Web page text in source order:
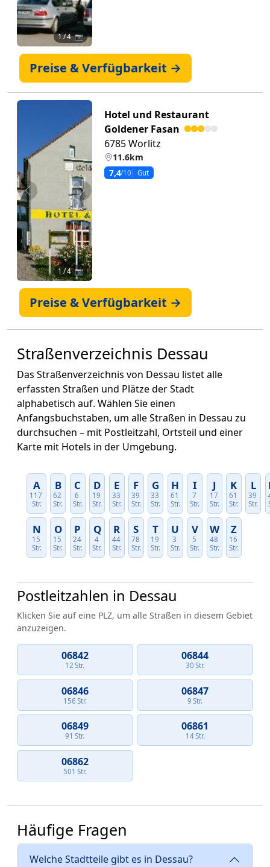
1/ 4 📷
Preise & Verfügbarkeit →
Zurück Weiter
1/ 4 📷
Hotel und Restaurant
Goldener Fasan
6785 Worlitz
11.6km
7,4/10 Gut
Preise & Verfügbarkeit →
Straßenverzeichnis Dessau
Das Straßenverzeichnis von Dessau listet alle
erfassten Straßen und Plätze der Stadt
alphabetisch auf. Wählen Sie einen
Anfangsbuchstaben, um alle Straßen in Dessau zu
durchsuchen – mit Postleitzahl, Ortsteil und einer
Karte mit Hotels in der Umgebung.
A
117
Str.
B
62
Str.
C
6
Str.
D
19
Str.
E
33
Str.
F
39
Str.
G
33
Str.
H
61
Str.
I
7
Str.
J
17
Str.
K
61
Str.
L
39
Str.
N
15
Str.
O
15
Str.
P
24
Str.
Q
4
Str.
R
44
Str.
S
78
Str.
T
19
Str.
U
3
Str.
V
5
Str.
W
48
Str.
Z
16
Str.
Postleitzahlen in Dessau
Klicken Sie auf eine PLZ, um alle Straßen in diesem Gebiet
anzuzeigen.
06842
12 Str.
06844
30 Str.
06846
156 Str.
06847
9 Str.
06849
91 Str.
06861
14 Str.
06862
501 Str.
Häufige Fragen
Welche Stadtteile gibt es in Dessau?